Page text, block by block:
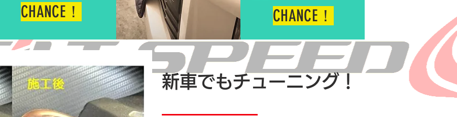
CHANCE！ CHANCE！
新車でもチューニング！